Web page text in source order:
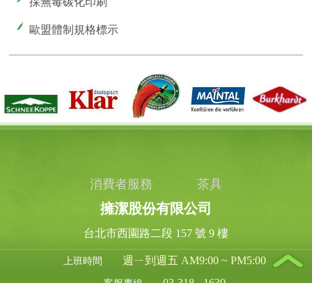
歐盟體制規格標示
消費者服務 茶具
擁潔股份有限公司
台北市西園路二段 157 號 9 樓
上班時間 週ㄧ到週五 AM9:00 ~ PM5:00
客服專線 03-318 - 1639